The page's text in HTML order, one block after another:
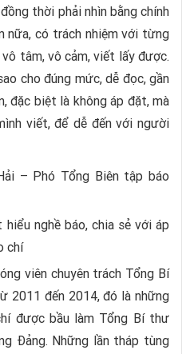
thời phải nhìn bằng chính
nữa, có trách nhiệm với từng
tâm, vô cảm, viết lấy được.
cho đúng mức, dễ đọc, gần
đặc biệt là không áp đặt, mà
viết, để dễ đến với người
– Phó Tổng Biên tập báo
nghề báo, chia sẻ với áp
chí
viên chuyên trách Tổng Bí
2011 đến 2014, đó là những
được bầu làm Tổng Bí thư
Đảng. Những lần tháp tùng